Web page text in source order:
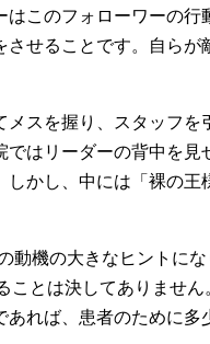
このフォローワーの行
せることです。自らが
スを握り、スタッフを
はリーダーの背中を見
かし、中には「裸の王
動機の大きなヒントに
ことは決してありませ
れば、患者のために多